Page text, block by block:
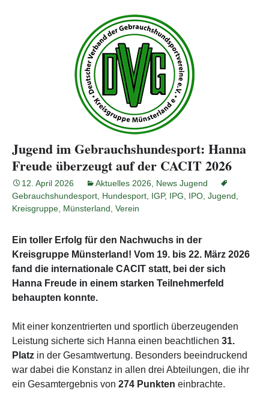
Jugend im Gebrauchshundesport: Hanna
Freude überzeugt auf der CACIT 2026
12. April 2026 Aktuelles 2026, News Jugend
Gebrauchshundesport, Hundesport, IGP, IPG, IPO, Jugend,
Kreisgruppe, Münsterland, Verein
Ein toller Erfolg für den Nachwuchs in der
Kreisgruppe Münsterland! Vom 19. bis 22. März 2026
fand die internationale CACIT statt, bei der sich
Hanna Freude in einem starken Teilnehmerfeld
behaupten konnte.
Mit einer konzentrierten und sportlich überzeugenden
Leistung sicherte sich Hanna einen beachtlichen 31.
Platz in der Gesamtwertung. Besonders beeindruckend
war dabei die Konstanz in allen drei Abteilungen, die ihr
ein Gesamtergebnis von 274 Punkten einbrachte.